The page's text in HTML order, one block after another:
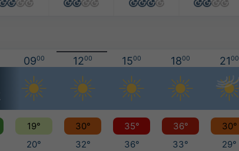
0900 1200 1500 1800 2100
19° 30° 35° 36° 30°
20° 32° 36° 33° 29°